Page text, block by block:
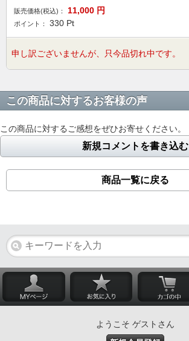
販売価格(税込)： 11,000 円
ポイント： 330 Pt
申し訳ございませんが、只今品切れ中です。
この商品に対するお客様の声
この商品に対するご感想をぜひお寄せください。
新規コメントを書き込む
商品一覧に戻る
ようこそ ゲストさん